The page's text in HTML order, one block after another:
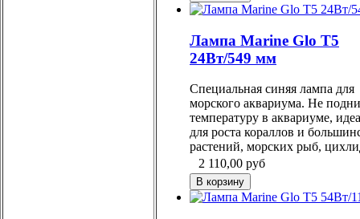
Лампа Marine Glo Т5
24Вт/549 мм
Специальная синяя лампа для
морского аквариума. Не
температуру в аквариуме,
для роста кораллов и
растений, морских рыб,
2 110,00 руб